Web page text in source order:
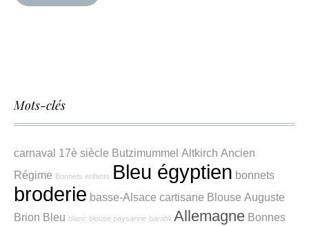
Mots-clés
carnaval 17è siècle Butzimummel Altkirch Ancien
Régime Bonnets enfants Bleu égyptien bonnets
broderie basse-Alsace cartisane Blouse Auguste
Brion Bleu blanc blouse paysanne barabli Allemagne Bonnes